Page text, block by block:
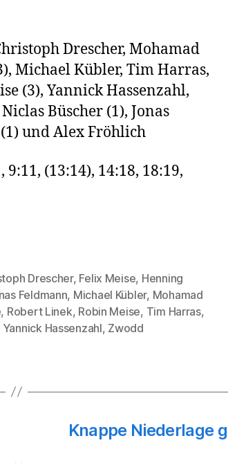
Drescher, Mohamad
Michael Kübler, Tim Harras,
(3), Yannick Hassenzahl,
Büscher (1), Jonas
und Alex Fröhlich
9:11, (13:14), 14:18, 18:19,
Drescher, Felix Meise, Henning
Feldmann, Michael Kübler, Mohamad
, Robert Linek, Robin Meise, Tim Harras,
Yannick Hassenzahl, Zwodd
Knappe Niederlage